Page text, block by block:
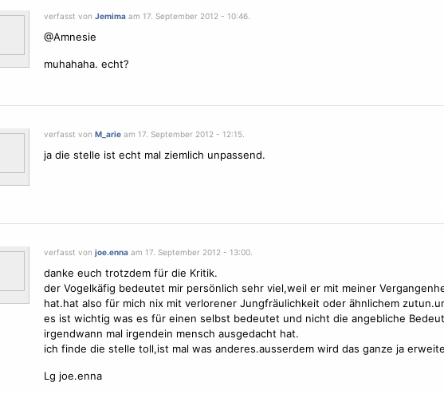
verfasst von Jemimaam 17. September 2012 - 10:46.
@Amnesie
muhahaha. echt?
verfasst von M_arieam 17. September 2012 - 12:15.
ja die stelle ist echt mal ziemlich unpassend.
verfasst von joe.ennaam 17. September 2012 - 13:00.
danke euch trotzdem für die Kritik.
der Vogelkäfig bedeutet mir persönlich sehr viel,weil er mit meiner
hat.hat also für mich nix mit verlorener Jungfräulichkeit oder ähnlichem
es ist wichtig was es für einen selbst bedeutet und nicht die angebliche
irgendwann mal irgendein mensch ausgedacht hat.
ich finde die stelle toll,ist mal was anderes.ausserdem wird das ganze ja
Lg joe.enna